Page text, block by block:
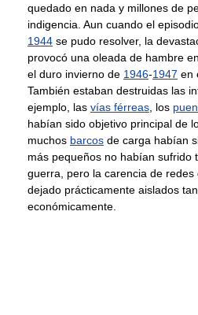
quedado en nada y millones de
indigencia. Aun cuando el
1944 se pudo resolver, la
provocó una oleada de hambre
el duro invierno de 1946-1947 en
También estaban destruidas las
ejemplo, las vías férreas , los
habían sido objetivo principal de
muchos barcos de carga habían
más pequeños no habían sufrido
guerra, pero la carencia de
dejado prácticamente aislados
económicamente.